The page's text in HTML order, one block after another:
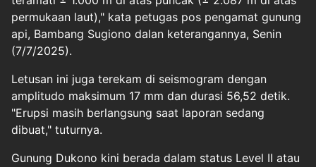
permukaan laut)," kata petugas pos pengamat gunung
api, Bambang Sugiono dalan keterangannya, Senin
(7/7/2025).
Letusan ini juga terekam di seismogram dengan
amplitudo maksimum 17 mm dan durasi 56,52 detik.
"Erupsi masih berlangsung saat laporan sedang
dibuat," tuturnya.
Gunung Dukono kini berada dalam status Level II atau